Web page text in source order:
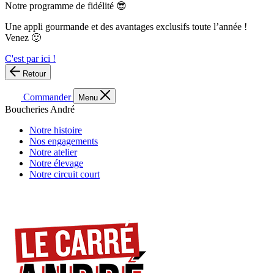
Notre programme de fidélité 😎
Une appli gourmande et des avantages exclusifs toute l’année !
Venez 🙂
C'est par ici !
Retour
Commander Menu
Boucheries André
Notre histoire
Nos engagements
Notre atelier
Notre élevage
Notre circuit court